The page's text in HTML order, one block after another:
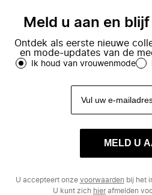
Meld u aan en
Ontdek als eerste nieuwe
en mode-updates van de
Ik houd van vrouwenmode
MELD U
U accepteert onze voorwaarden bij het
U kunt zich hierafmelden